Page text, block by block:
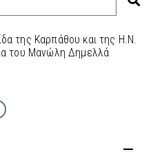
της Καρπάθου και της Η.Ν.
του Μανώλη Δημελλά